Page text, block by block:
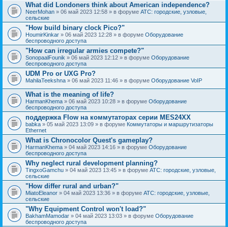
What did Londoners think about American independence?
NeerMohan » 06 май 2023 12:58 » в форуме АТС: городские, узловые,
сельские
"How build binary clock Pico?"
HoumirKinkar » 06 май 2023 12:28 » в форуме Оборудование
беспроводного доступа
"How can irregular armies compete?"
SonopaalFounik » 06 май 2023 12:12 » в форуме Оборудование
беспроводного доступа
UDM Pro or UXG Pro?
MahilaTeekshna » 06 май 2023 11:46 » в форуме Оборудование VoIP
What is the meaning of life?
HarmanKhema » 06 май 2023 10:28 » в форуме Оборудование
беспроводного доступа
поддержка Flow на коммутаторах серии MES24XX
babka » 05 май 2023 13:09 » в форуме Коммутаторы и маршрутизаторы
Ethernet
What is Chronocolor Quest's gameplay?
HarmanKhema » 04 май 2023 14:16 » в форуме Оборудование
беспроводного доступа
Why neglect rural development planning?
TingxoGamchu » 04 май 2023 13:45 » в форуме АТС: городские, узловые,
сельские
"How differ rural and urban?"
MiatoEleanor » 04 май 2023 13:36 » в форуме АТС: городские, узловые,
сельские
"Why Equipment Control won't load?"
BakhamMamodar » 04 май 2023 13:03 » в форуме Оборудование
беспроводного доступа